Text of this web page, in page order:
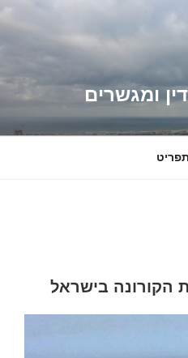
ומגשרים
תפריט
הקורונה בישראל